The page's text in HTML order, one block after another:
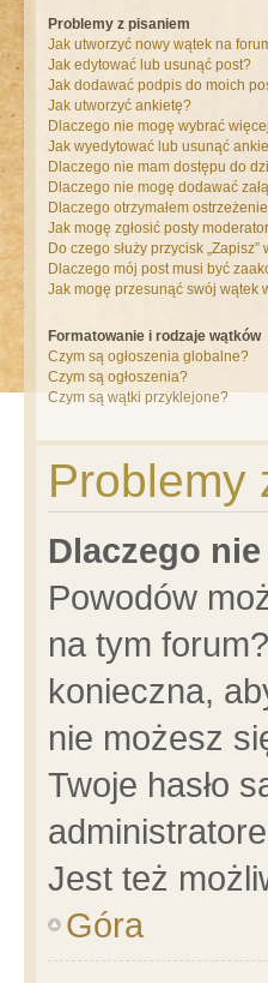
Problemy z pisaniem
Jak utworzyć nowy wątek na
Jak edytować lub usunąć post?
Jak dodawać podpis do moich
Jak utworzyć ankietę?
Dlaczego nie mogę wybrać
Jak wyedytować lub usunąć
Dlaczego nie mam dostępu do
Dlaczego nie mogę dodawać
Dlaczego otrzymałem
Jak mogę zgłosić posty
Do czego służy przycisk
Dlaczego mój post musi być
Jak mogę przesunąć swój wątek
Formatowanie i rodzaje wątków
Czym są ogłoszenia globalne?
Czym są ogłoszenia?
Czym są wątki przyklejone?
Problemy
Dlaczego
Powodów
na tym
konieczna,
nie możesz
Twoje hasło
Jest też
Góra